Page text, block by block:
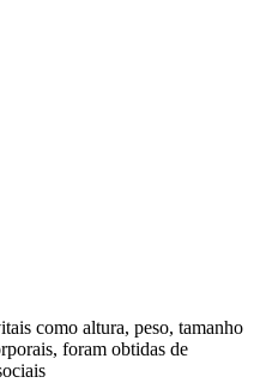
como altura, peso, tamanho
foram obtidas de